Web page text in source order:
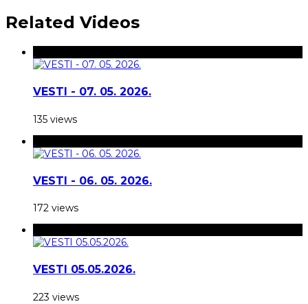
Related Videos
VESTI - 07. 05. 2026.
135 views
VESTI - 06. 05. 2026.
172 views
VESTI 05.05.2026.
223 views